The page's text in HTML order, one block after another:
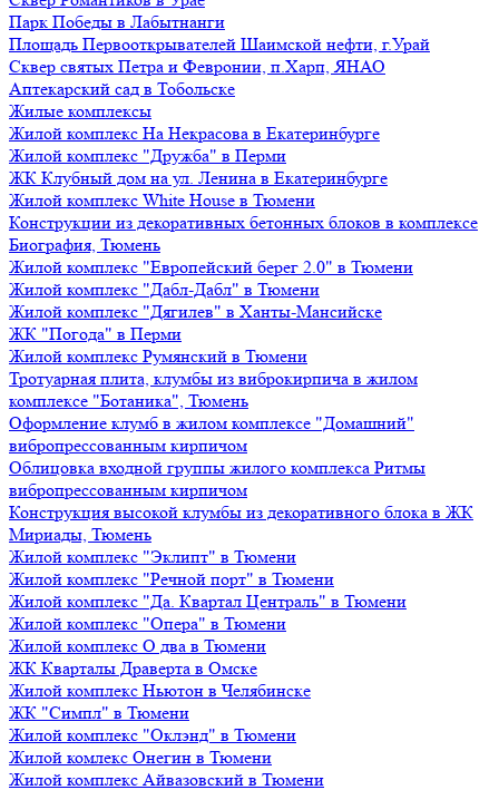
Парк Победы в Лабытнанги
Площадь Первооткрывателей Шаимской нефти, г.Урай
Сквер святых Петра и Февронии, п.Харп, ЯНАО
Аптекарский сад в Тобольске
Жилые комплексы
Жилой комплекс На Некрасова в Екатеринбурге
Жилой комплекс "Дружба" в Перми
ЖК Клубный дом на ул. Ленина в Екатеринбурге
Жилой комплекс White House в Тюмени
Конструкции из декоративных бетонных блоков в комплексе
Биография, Тюмень
Жилой комплекс "Европейский берег 2.0" в Тюмени
Жилой комплекс "Дабл-Дабл" в Тюмени
Жилой комплекс "Дягилев" в Ханты-Мансийске
ЖК "Погода" в Перми
Жилой комплекс Румянский в Тюмени
Тротуарная плита, клумбы из виброкирпича в жилом
комплексе "Ботаника", Тюмень
Оформление клумб в жилом комплексе "Домашний"
вибропрессованным кирпичом
Облицовка входной группы жилого комплекса Ритмы
вибропрессованным кирпичом
Конструкция высокой клумбы из декоративного блока в ЖК
Мириады, Тюмень
Жилой комплекс "Эклипт" в Тюмени
Жилой комплекс "Речной порт" в Тюмени
Жилой комплекс "Да. Квартал Централь" в Тюмени
Жилой комплекс "Опера" в Тюмени
Жилой комплекс О два в Тюмени
ЖК Кварталы Драверта в Омске
Жилой комплекс Ньютон в Челябинске
ЖК "Симпл" в Тюмени
Жилой комплекс "Оклэнд" в Тюмени
Жилой комлекс Онегин в Тюмени
Жилой комплекс Айвазовский в Тюмени